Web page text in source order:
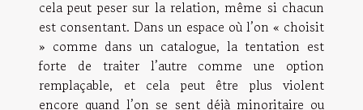
cela peut peser sur la relation, même si chacun
est consentant. Dans un espace où l’on « choisit
» comme dans un catalogue, la tentation est
forte de traiter l’autre comme une option
remplaçable, et cela peut être plus violent
encore quand l’on se sent déjà minoritaire ou